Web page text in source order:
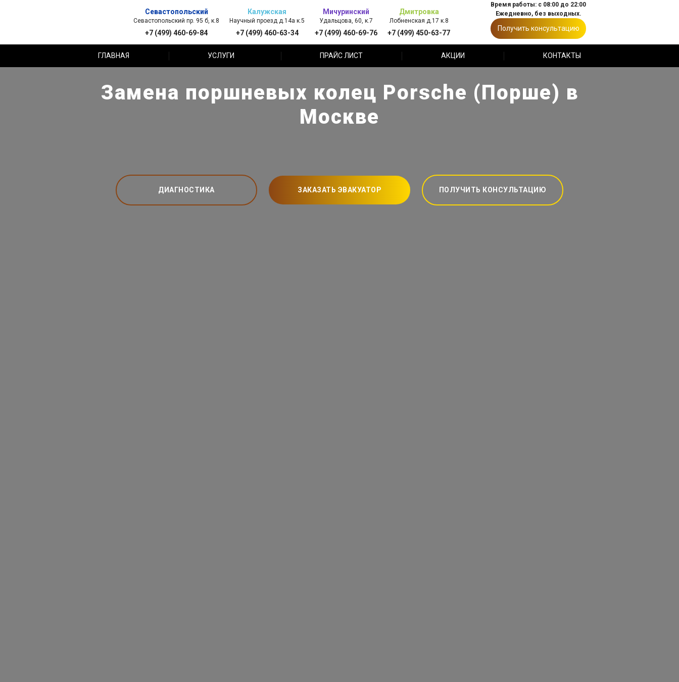
Севастопольский
Севастопольский пр. 95 б, к.8
+7 (499) 460-69-84
Калужская
Научный проезд д.14а к.5
+7 (499) 460-63-34
Мичуринский
Удальцова, 60, к.7
+7 (499) 460-69-76
Дмитровка
Лобненская д.17 к.8
+7 (499) 450-63-77
Время работы: с 08:00 до 22:00
Ежедневно, без выходных.
Получить консультацию
ГЛАВНАЯ УСЛУГИ ПРАЙС ЛИСТ АКЦИИ КОНТАКТЫ
Замена поршневых колец Porsche (Порше) в
Москве
ДИАГНОСТИКА ЗАКАЗАТЬ ЭВАКУАТОР ПОЛУЧИТЬ КОНСУЛЬТАЦИЮ